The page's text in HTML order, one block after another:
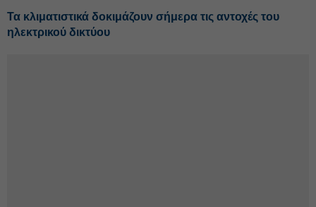
Τα κλιματιστικά δοκιμάζουν σήμερα τις αντοχές του
ηλεκτρικού δικτύου